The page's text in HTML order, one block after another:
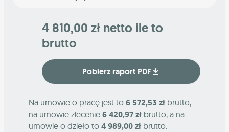
4 810,00 zł netto ile to
brutto
Pobierz raport PDF
Na umowie o pracę jest to 6 572,53 zł brutto,
na umowie zlecenie 6 420,97 zł brutto, a na
umowie o dzieło to 4 989,00 zł brutto.